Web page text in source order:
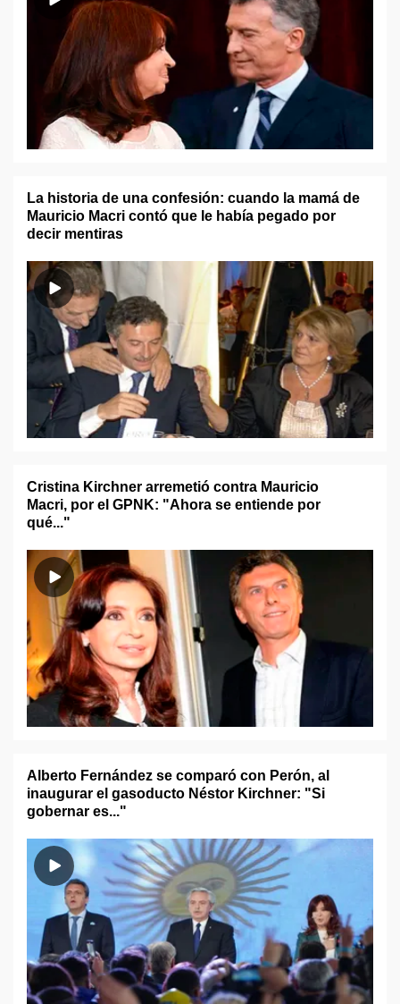
La historia de una confesión: cuando la mamá de
Mauricio Macri contó que le había pegado por
decir mentiras
Cristina Kirchner arremetió contra Mauricio
Macri, por el GPNK: "Ahora se entiende por
qué..."
Alberto Fernández se comparó con Perón, al
inaugurar el gasoducto Néstor Kirchner: "Si
gobernar es..."